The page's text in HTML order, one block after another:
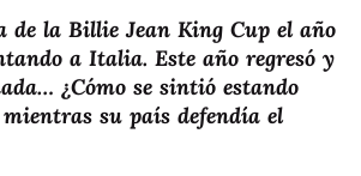
de la Billie Jean King Cup el año
a Italia. Este año regresó y
¿Cómo se sintió estando
su país defendía el